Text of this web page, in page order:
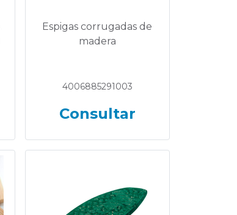
Espigas corrugadas de
madera
4006885291003
Consultar